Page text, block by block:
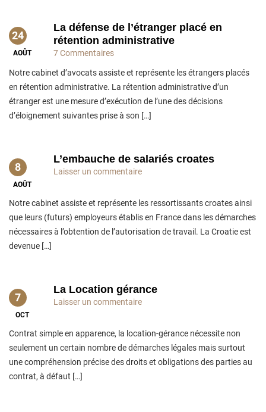
24
AOÛT
La défense de l’étranger placé en
rétention administrative
7 Commentaires
Notre cabinet d’avocats assiste et représente les étrangers placés
en rétention administrative. La rétention administrative d’un
étranger est une mesure d’exécution de l’une des décisions
d’éloignement suivantes prise à son […]
8
AOÛT
L’embauche de salariés croates
Laisser un commentaire
Notre cabinet assiste et représente les ressortissants croates ainsi
que leurs (futurs) employeurs établis en France dans les démarches
nécessaires à l’obtention de l’autorisation de travail. La Croatie est
devenue […]
7
OCT
La Location gérance
Laisser un commentaire
Contrat simple en apparence, la location-gérance nécessite non
seulement un certain nombre de démarches légales mais surtout
une compréhension précise des droits et obligations des parties au
contrat, à défaut […]